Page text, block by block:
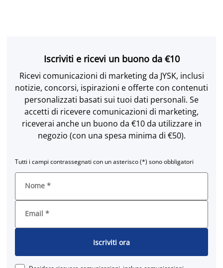
Iscriviti e ricevi un buono da €10
Ricevi comunicazioni di marketing da JYSK, inclusi
notizie, concorsi, ispirazioni e offerte con contenuti
personalizzati basati sui tuoi dati personali. Se
accetti di ricevere comunicazioni di marketing,
riceverai anche un buono da €10 da utilizzare in
negozio (con una spesa minima di €50).
Tutti i campi contrassegnati con un asterisco (*) sono obbligatori
Nome *
Email *
Iscriviti ora